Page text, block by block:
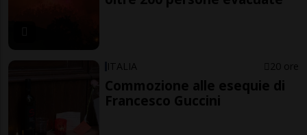
ITALIA 20 ore
Commozione alle esequie di
Francesco Guccini